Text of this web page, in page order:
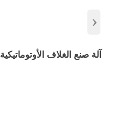
›
آلة صنع الغلاف الأوتوماتيكية